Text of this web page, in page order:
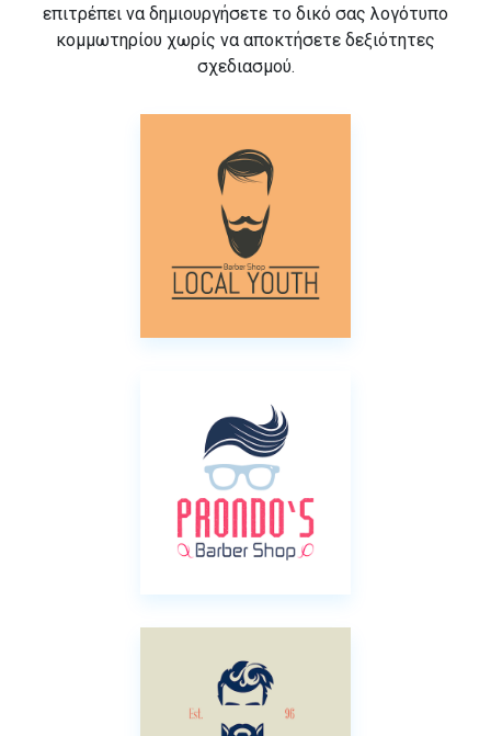
επιτρέπει να δημιουργήσετε το δικό σας λογότυπο
κομμωτηρίου χωρίς να αποκτήσετε δεξιότητες
σχεδιασμού.